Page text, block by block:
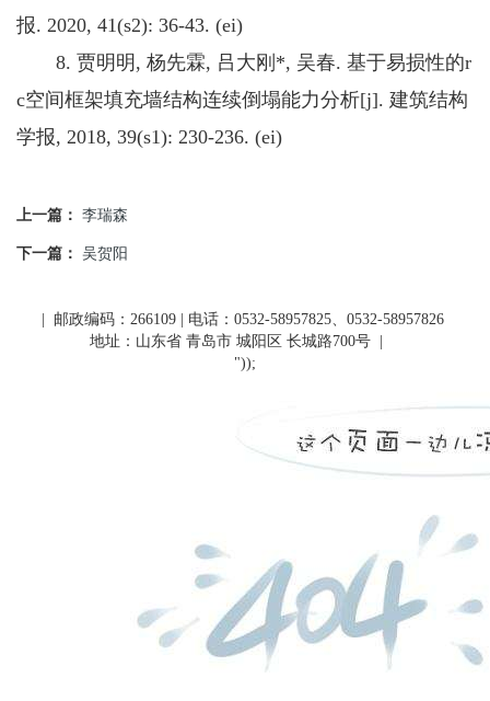
报. 2020, 41(s2): 36-43. (ei)
8. 贾明明, 杨先霖, 吕大刚*, 吴春. 基于易损性的r
c空间框架填充墙结构连续倒塌能力分析[j]. 建筑结构
学报, 2018, 39(s1): 230-236. (ei)
上一篇： 李瑞森
下一篇： 吴贺阳
| 邮政编码：266109 | 电话：0532-58957825、0532-58957826
地址：山东省 青岛市 城阳区 长城路700号
"));